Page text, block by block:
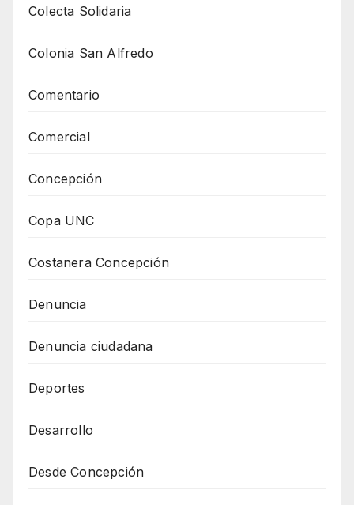
Colecta Solidaria
Colonia San Alfredo
Comentario
Comercial
Concepción
Copa UNC
Costanera Concepción
Denuncia
Denuncia ciudadana
Deportes
Desarrollo
Desde Concepción